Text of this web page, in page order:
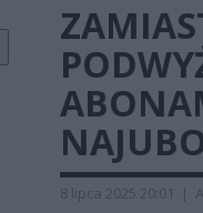
8 lipca 2025 20:01 |